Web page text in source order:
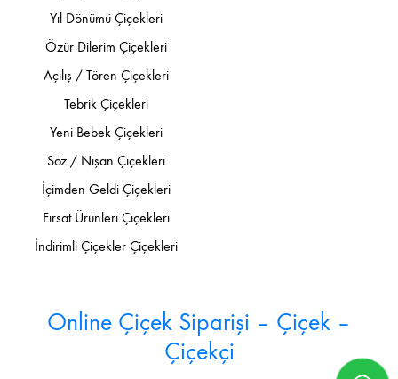
Yıl Dönümü Çiçekleri
Özür Dilerim Çiçekleri
Açılış / Tören Çiçekleri
Tebrik Çiçekleri
Yeni Bebek Çiçekleri
Söz / Nişan Çiçekleri
İçimden Geldi Çiçekleri
Fırsat Ürünleri Çiçekleri
İndirimli Çiçekler Çiçekleri
Online Çiçek Siparişi – Çiçek –
Çiçekçi